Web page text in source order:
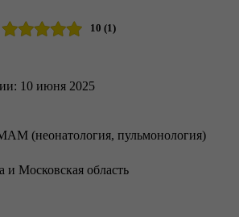
10 (1)
10 июня 2025
(неонатология, пульмонология)
и Московская область